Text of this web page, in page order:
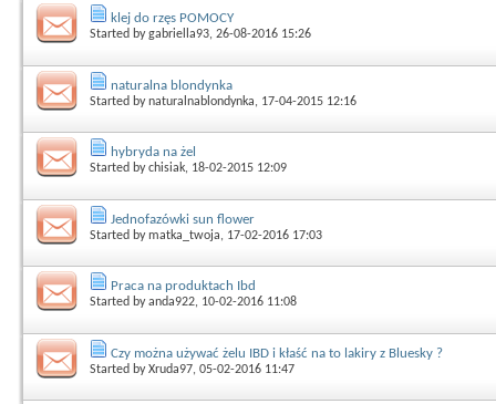
klej do rzęs POMOCY
Started bygabriella93, 26-08-2016 15:26
naturalna blondynka
Started bynaturalnablondynka, 17-04-2015 12:16
hybryda na żel
Started bychisiak, 18-02-2015 12:09
Jednofazówki sun flower
Started bymatka_twoja, 17-02-2016 17:03
Praca na produktach Ibd
Started byanda922, 10-02-2016 11:08
Czy można używać żelu IBD i kłaść na to lakiry z Bluesky ?
Started byXruda97, 05-02-2016 11:47